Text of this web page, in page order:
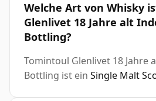
Welche Art von Whisky
Glenlivet 18 Jahre alt
Bottling?
Tomintoul Glenlivet 18 Jahre
Bottling ist ein Single Malt